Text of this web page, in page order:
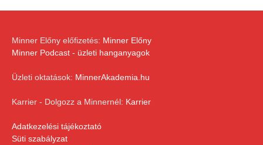
Minner Előny előfizetés: Minner Előny
Minner Podcast - üzleti hanganyagok
Üzleti oktatások: MinnerAkademia.hu
Karrier - Dolgozz a Minnernél: Karrier
Adatkezelési tájékoztató
Süti szabályzat